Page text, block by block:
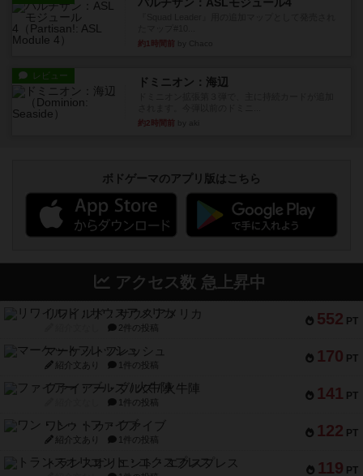
パルチザン：ASLモジュール4
約1時間前
レビュー ドミニオン：海辺
約2時間前
ボドゲーマのアプリ版はこちら
アクセス数 急上昇中
552 PT
リワイルド：サウスアメリカ
2件の投稿
170 PT
マーケットフレッシュ
紹介文あり 1件の投稿
141 PT
ファイアー・ブルズ / 火牛陣
1件の投稿
122 PT
ワン・トゥ・ファイブ
紹介文あり 1件の投稿
119 PT
トランスオリエント・エクスプレス